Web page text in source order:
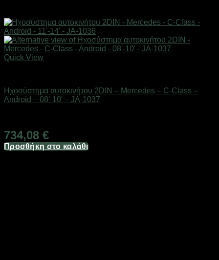
Quick View
Ηχοσύστημα αυτοκινήτου 2DIN – Mercedes – C-Class –
Android – 08′-10′ – JA-1037
734,08 €
Προσθήκη στο καλάθι